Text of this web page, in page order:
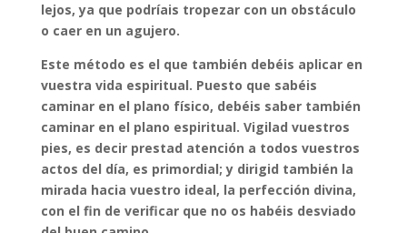
lejos, ya que podríais tropezar con un obstáculo
o caer en un agujero.
Este método es el que también debéis aplicar en
vuestra vida espiritual. Puesto que sabéis
caminar en el plano físico, debéis saber también
caminar en el plano espiritual. Vigilad vuestros
pies, es decir prestad atención a todos vuestros
actos del día, es primordial; y dirigid también la
mirada hacia vuestro ideal, la perfección divina,
con el fin de verificar que no os habéis desviado